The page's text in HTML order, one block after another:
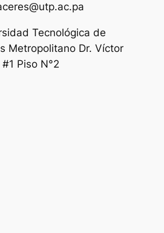
Tecnológica de
Metropolitano Dr. Víctor
Piso N°2